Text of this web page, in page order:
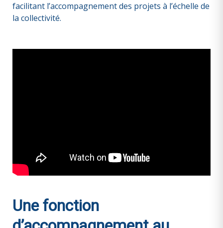
facilitant l’accompagnement des projets à l’échelle de
la collectivité.
Une fonction